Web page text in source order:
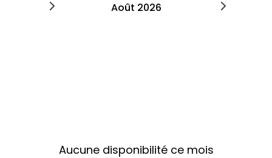
août 2026
Aucune disponibilité ce mois